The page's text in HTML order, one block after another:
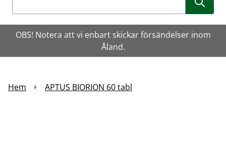
OBS! Notera att vi enbart skickar försändelser inom
Åland.
Hem APTUS BIORION 60 tabl